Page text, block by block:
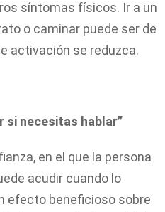
síntomas físicos. Ir a un
o caminar puede ser de
activación se reduzca.
si necesitas hablar”
en el que la persona
acudir cuando lo
efecto beneficioso sobre